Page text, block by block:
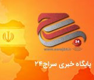
پایگاه خبری سراج۲۴